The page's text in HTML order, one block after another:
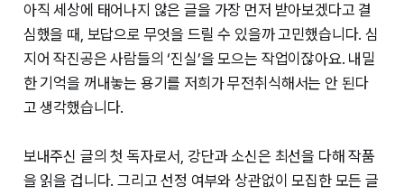
아직 세상에 태어나지 않은 글을 가장 먼저 받아보겠다고 결
심했을 때, 보답으로 무엇을 드릴 수 있을까 고민했습니다. 심
지어 작진공은 사람들의 ‘진실’을 모으는 작업이잖아요. 내밀
한 기억을 꺼내놓는 용기를 저희가 무전취식해서는 안 된다
고 생각했습니다.
보내주신 글의 첫 독자로서, 강단과 소신은 최선을 다해 작품
을 읽을 겁니다. 그리고 선정 여부와 상관없이 모집한 모든 글